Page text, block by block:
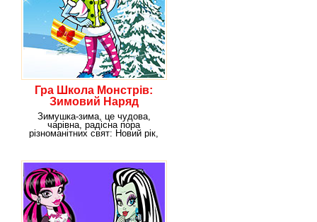
Гра Школа Монстрів:
Зимовий Наряд
Зимушка-зима, це чудова,
чарівна, радісна пора
різноманітних свят: Новий рік,